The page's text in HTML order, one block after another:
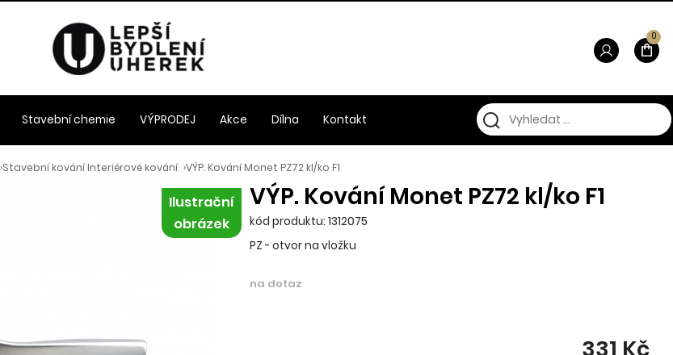
›Stavební kování Interiérové kování ›VÝP. Kování Monet PZ72 kl/ko F1
VÝP. Kování Monet PZ72 kl/ko F1
kód produktu: 1312075
PZ - otvor na vložku
na dotaz
Ilustrační
obrázek
Stavební chemie VÝPRODEJ Akce Dílna Kontakt
0